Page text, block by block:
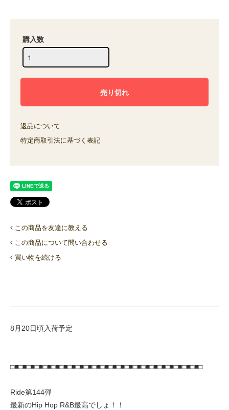
購入数
返品について
特定商取引法に基づく表記
この商品を友達に教える
この商品について問い合わせる
買い物を続ける
8月20日頃入荷予定
□■□■□■□■□■□■□■□■□■□■□■□■□■□■□■□■□■□■□■□■□■□■□■□
Ride第144弾
最新のHip Hop R&B最高でしょ！！